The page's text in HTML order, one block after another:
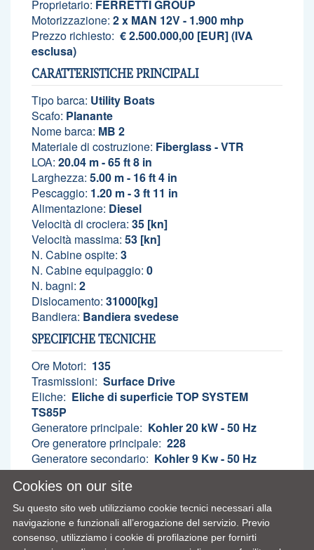
Proprietario: FERRETTI GROUP
Motorizzazione: 2 x MAN 12V - 1.900 mhp
Prezzo richiesto: € 2.500.000,00 [EUR] (IVA
esclusa)
CARATTERISTICHE PRINCIPALI
Tipo barca: Utility Boats
Scafo: Planante
Nome barca: MB 2
Materiale di costruzione: Fiberglass - VTR
LOA: 20.04 m - 65 ft 8 in
Larghezza: 5.00 m - 16 ft 4 in
Pescaggio: 1.20 m - 3 ft 11 in
Alimentazione: Diesel
Velocità di crociera: 35 [kn]
Velocità massima: 53 [kn]
N. Cabine ospite: 3
N. Cabine equipaggio: 0
N. bagni: 2
Dislocamento: 31000[kg]
Bandiera: Bandiera svedese
SPECIFICHE TECNICHE
Ore Motori: 135
Trasmissioni: Surface Drive
Eliche: Eliche di superficie TOP SYSTEM
TS85P
Generatore principale: Kohler 20 kW - 50 Hz
Ore generatore principale: 228
Generatore secondario: Kohler 9 Kw - 50 Hz
Ore generatore secondario:48
Serbatoi carburante:
Serbatoi acqua:500 lt
LISTA ACCESSORI
Cookies on our site
Su questo sito web utilizziamo cookie tecnici necessari alla
navigazione e funzionali all’erogazione del servizio. Previo
consenso, utilizziamo i cookie di profilazione per fornirti